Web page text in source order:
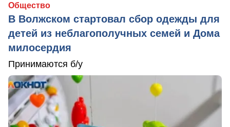
Общество
В Волжском стартовал сбор одежды для
детей из неблагополучных семей и Дома
милосердия
Принимаются б/у